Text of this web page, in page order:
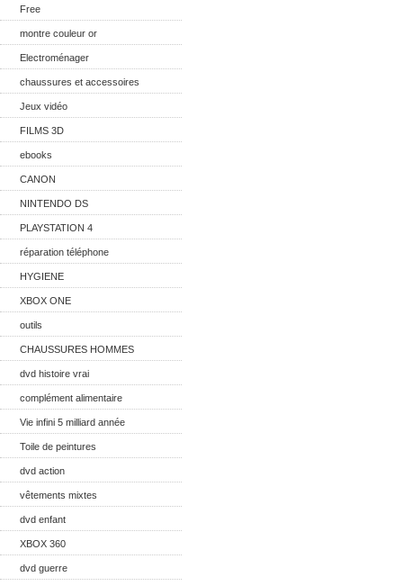
Free
montre couleur or
Electroménager
chaussures et accessoires
Jeux vidéo
FILMS 3D
ebooks
CANON
NINTENDO DS
PLAYSTATION 4
réparation téléphone
HYGIENE
XBOX ONE
outils
CHAUSSURES HOMMES
dvd histoire vrai
complément alimentaire
Vie infini 5 milliard année
Toile de peintures
dvd action
vêtements mixtes
dvd enfant
XBOX 360
dvd guerre